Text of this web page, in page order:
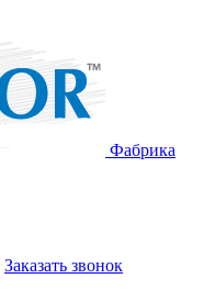
Фабрика
Заказать звонок